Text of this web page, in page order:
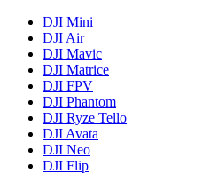
DJI Mini
DJI Air
DJI Mavic
DJI Matrice
DJI FPV
DJI Phantom
DJI Ryze Tello
DJI Avata
DJI Neo
DJI Flip